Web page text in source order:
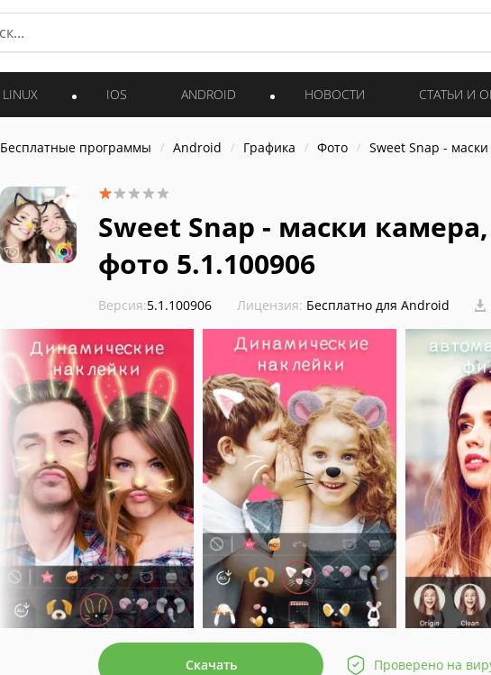
LINUX IOS ANDROID НОВОСТИ СТАТЬИ И
Бесплатные программы Android Графика Фото Sweet Snap -
Sweet Snap - маски
фото 5.1.100906
Версия:5.1.100906 Лицензия: Бесплатно для Android
Скачать Проверено на